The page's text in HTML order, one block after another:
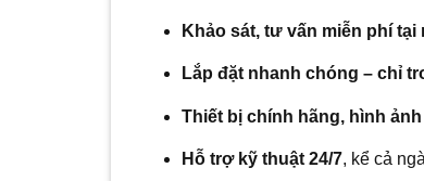
Khảo sát, tư vấn miễn phí tại
Lắp đặt nhanh chóng – chỉ
Thiết bị chính hãng, hình ảnh
Hỗ trợ kỹ thuật 24/7, kể cả